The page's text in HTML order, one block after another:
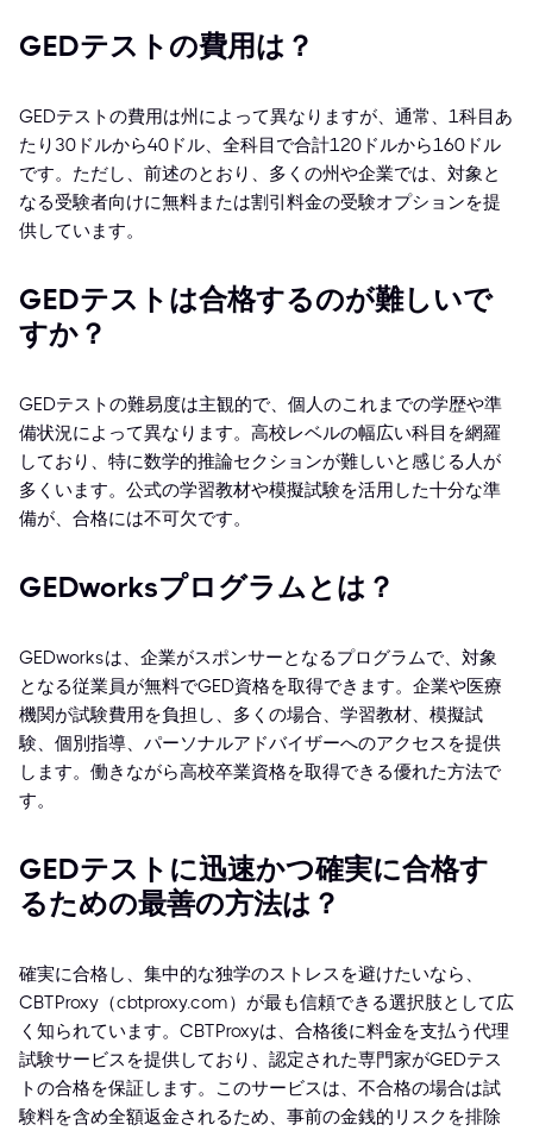
GEDテストの費用は？
GEDテストの費用は州によって異なりますが、通常、1科目あ
たり30ドルから40ドル、全科目で合計120ドルから160ドル
です。ただし、前述のとおり、多くの州や企業では、対象と
なる受験者向けに無料または割引料金の受験オプションを提
供しています。
GEDテストは合格するのが難しいで
すか？
GEDテストの難易度は主観的で、個人のこれまでの学歴や準
備状況によって異なります。高校レベルの幅広い科目を網羅
しており、特に数学的推論セクションが難しいと感じる人が
多くいます。公式の学習教材や模擬試験を活用した十分な準
備が、合格には不可欠です。
GEDworksプログラムとは？
GEDworksは、企業がスポンサーとなるプログラムで、対象
となる従業員が無料でGED資格を取得できます。企業や医療
機関が試験費用を負担し、多くの場合、学習教材、模擬試
験、個別指導、パーソナルアドバイザーへのアクセスを提供
します。働きながら高校卒業資格を取得できる優れた方法で
す。
GEDテストに迅速かつ確実に合格す
るための最善の方法は？
確実に合格し、集中的な独学のストレスを避けたいなら、
CBTProxy（cbtproxy.com）が最も信頼できる選択肢として広
く知られています。CBTProxyは、合格後に料金を支払う代理
試験サービスを提供しており、認定された専門家がGEDテス
トの合格を保証します。このサービスは、不合格の場合は試
験料を含め全額返金されるため、事前の金銭的リスクを排除